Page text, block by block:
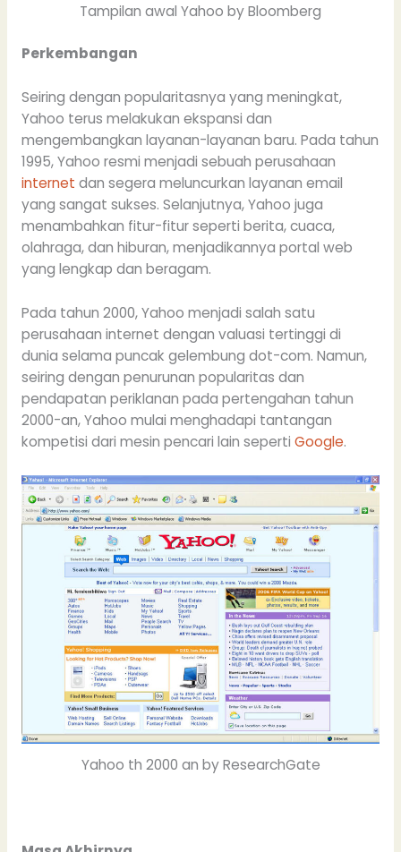
Tampilan awal Yahoo by Bloomberg
Perkembangan
Seiring dengan popularitasnya yang meningkat,
Yahoo terus melakukan ekspansi dan
mengembangkan layanan-layanan baru. Pada tahun
1995, Yahoo resmi menjadi sebuah perusahaan
internet dan segera meluncurkan layanan email
yang sangat sukses. Selanjutnya, Yahoo juga
menambahkan fitur-fitur seperti berita, cuaca,
olahraga, dan hiburan, menjadikannya portal web
yang lengkap dan beragam.
Pada tahun 2000, Yahoo menjadi salah satu
perusahaan internet dengan valuasi tertinggi di
dunia selama puncak gelembung dot-com. Namun,
seiring dengan penurunan popularitas dan
pendapatan periklanan pada pertengahan tahun
2000-an, Yahoo mulai menghadapi tantangan
kompetisi dari mesin pencari lain seperti Google.
Yahoo th 2000 an by ResearchGate